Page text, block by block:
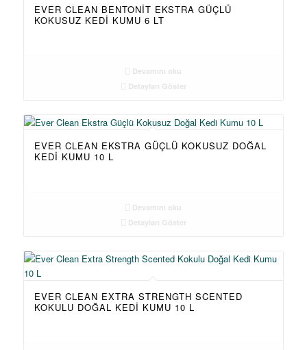
EVER CLEAN BENTONIT EKSTRA GÜÇLÜ
KOKUSUZ KEDI KUMU 6 LT
Devamını oku
Detayları Göster
EVER CLEAN EKSTRA GÜÇLÜ KOKUSUZ DOĞAL
KEDI KUMU 10 L
Devamını oku
Detayları Göster
EVER CLEAN EXTRA STRENGTH SCENTED
KOKULU DOĞAL KEDI KUMU 10 L